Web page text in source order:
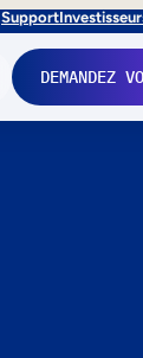
Support
DEMANDEZ